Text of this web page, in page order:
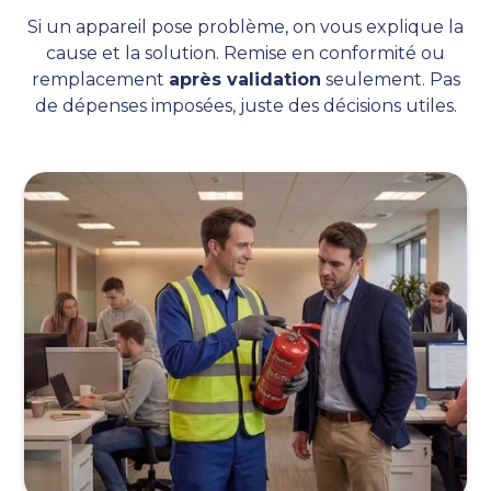
Si un appareil pose problème, on vous explique la
cause et la solution. Remise en conformité ou
remplacement après validation seulement. Pas
de dépenses imposées, juste des décisions utiles.